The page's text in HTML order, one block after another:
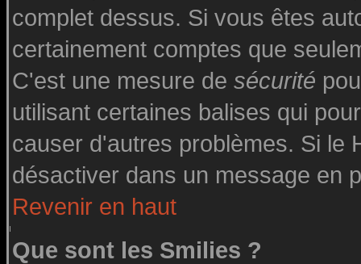
complet dessus. Si vous êtes
certainement comptes que
C'est une mesure de sécurité
utilisant certaines balises qui
causer d'autres problèmes. Si le
désactiver dans un message en
Revenir en haut
Que sont les Smilies ?